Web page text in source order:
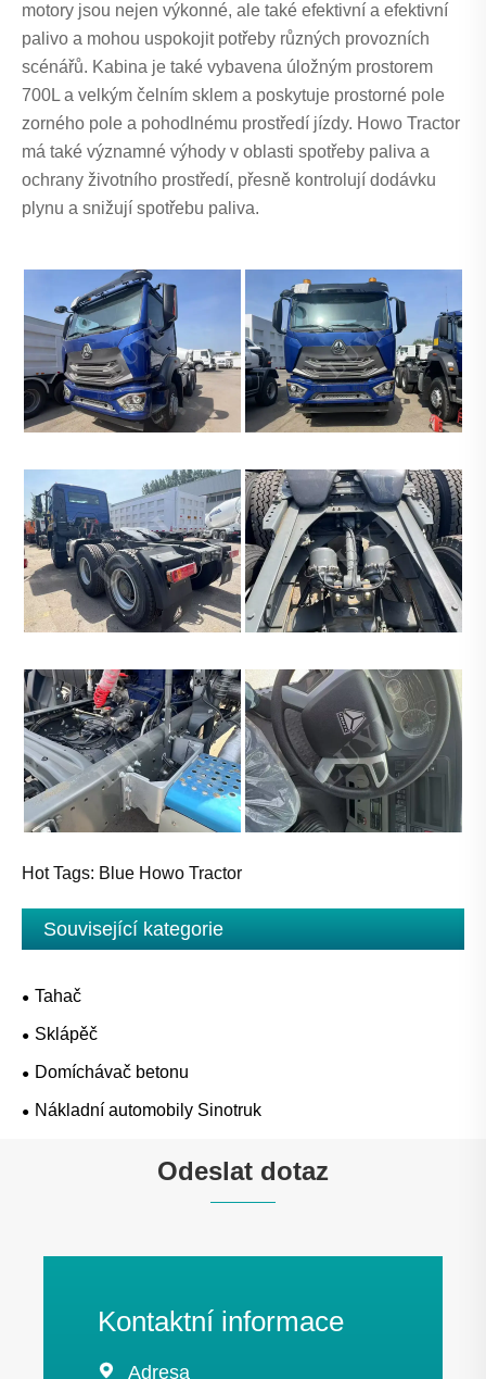
motory jsou nejen výkonné, ale také efektivní a efektivní
palivo a mohou uspokojit potřeby různých provozních
scénářů. Kabina je také vybavena úložným prostorem
700L a velkým čelním sklem a poskytuje prostorné pole
zorného pole a pohodlnému prostředí jízdy. Howo Tractor
má také významné výhody v oblasti spotřeby paliva a
ochrany životního prostředí, přesně kontrolují dodávku
plynu a snižují spotřebu paliva.
Hot Tags: Blue Howo Tractor
Související kategorie
Tahač
Sklápěč
Domíchávač betonu
Nákladní automobily Sinotruk
Odeslat dotaz
Kontaktní informace
 Adresa